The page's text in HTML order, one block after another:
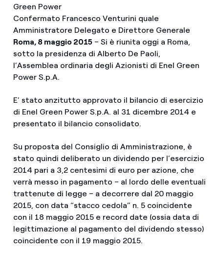
Green Power
Confermato Francesco Venturini quale
Amministratore Delegato e Direttore Generale
Roma, 8 maggio 2015 – Si è riunita oggi a Roma,
sotto la presidenza di Alberto De Paoli,
l’Assemblea ordinaria degli Azionisti di Enel Green
Power S.p.A.
E’ stato anzitutto approvato il bilancio di esercizio
di Enel Green Power S.p.A. al 31 dicembre 2014 e
presentato il bilancio consolidato.
Su proposta del Consiglio di Amministrazione, è
stato quindi deliberato un dividendo per l’esercizio
2014 pari a 3,2 centesimi di euro per azione, che
verrà messo in pagamento – al lordo delle eventuali
trattenute di legge – a decorrere dal 20 maggio
2015, con data “stacco cedola” n. 5 coincidente
con il 18 maggio 2015 e record date (ossia data di
legittimazione al pagamento del dividendo stesso)
coincidente con il 19 maggio 2015.